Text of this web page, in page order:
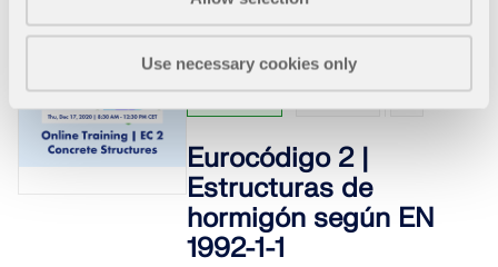
Use necessary cookies only
ZONAS DE CARGA
Eurocódigo 2 |
Estructuras de
hormigón según EN
1992-1-1